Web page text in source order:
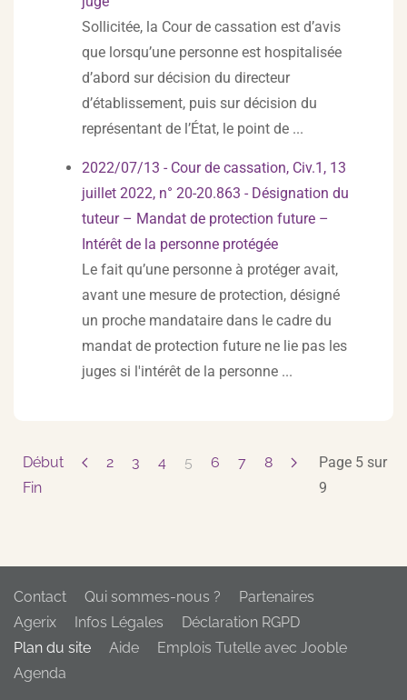
Sollicitée, la Cour de cassation est d’avis
que lorsqu’une personne est hospitalisée
d’abord sur décision du directeur
d’établissement, puis sur décision du
représentant de l’État, le point de ...
2022/07/13 - Cour de cassation, Civ.1, 13
juillet 2022, n° 20-20.863 - Désignation du
tuteur – Mandat de protection future –
Intérêt de la personne protégée
Le fait qu’une personne à protéger avait,
avant une mesure de protection, désigné
un proche mandataire dans le cadre du
mandat de protection future ne lie pas les
juges si l'intérêt de la personne ...
Page 5 sur
9
Début 2 3 4 5 6 7
8
Fin
Contact Qui sommes-nous ?
Partenaires
Agerix
Infos Légales
Déclaration RGPD
Plan du site
Aide
Emplois Tutelle avec Jooble
Agenda